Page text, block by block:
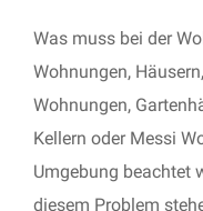
Was muss bei der
Wohnungen,
Wohnungen,
Kellern oder Messi
Umgebung beachtet
diesem Problem